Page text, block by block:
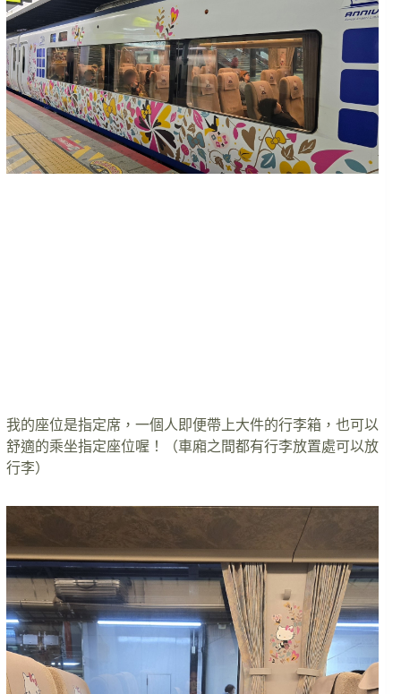
我的座位是指定席，一個人即便帶上大件的行李箱，也可以
舒適的乘坐指定座位喔！（車廂之間都有行李放置處可以放
行李）